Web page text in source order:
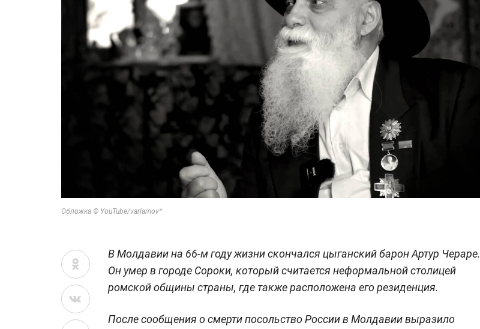
Обложка © YouTube/varlamov*
В Молдавии на 66-м году жизни скончался цыганский барон Артур Чераре.
Он умер в городе Сороки, который считается неформальной столицей
ромской общины страны, где также расположена его резиденция.
После сообщения о смерти посольство России в Молдавии выразило